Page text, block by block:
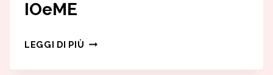
IOeME
LEGGI DI PIÙ IOEME